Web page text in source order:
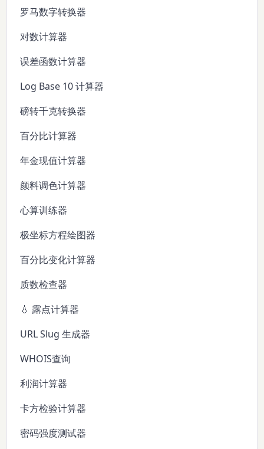
罗马数字转换器
对数计算器
误差函数计算器
Log Base 10 计算器
磅转千克转换器
百分比计算器
年金现值计算器
颜料调色计算器
心算训练器
极坐标方程绘图器
百分比变化计算器
质数检查器
💧 露点计算器
URL Slug 生成器
WHOIS查询
利润计算器
卡方检验计算器
密码强度测试器